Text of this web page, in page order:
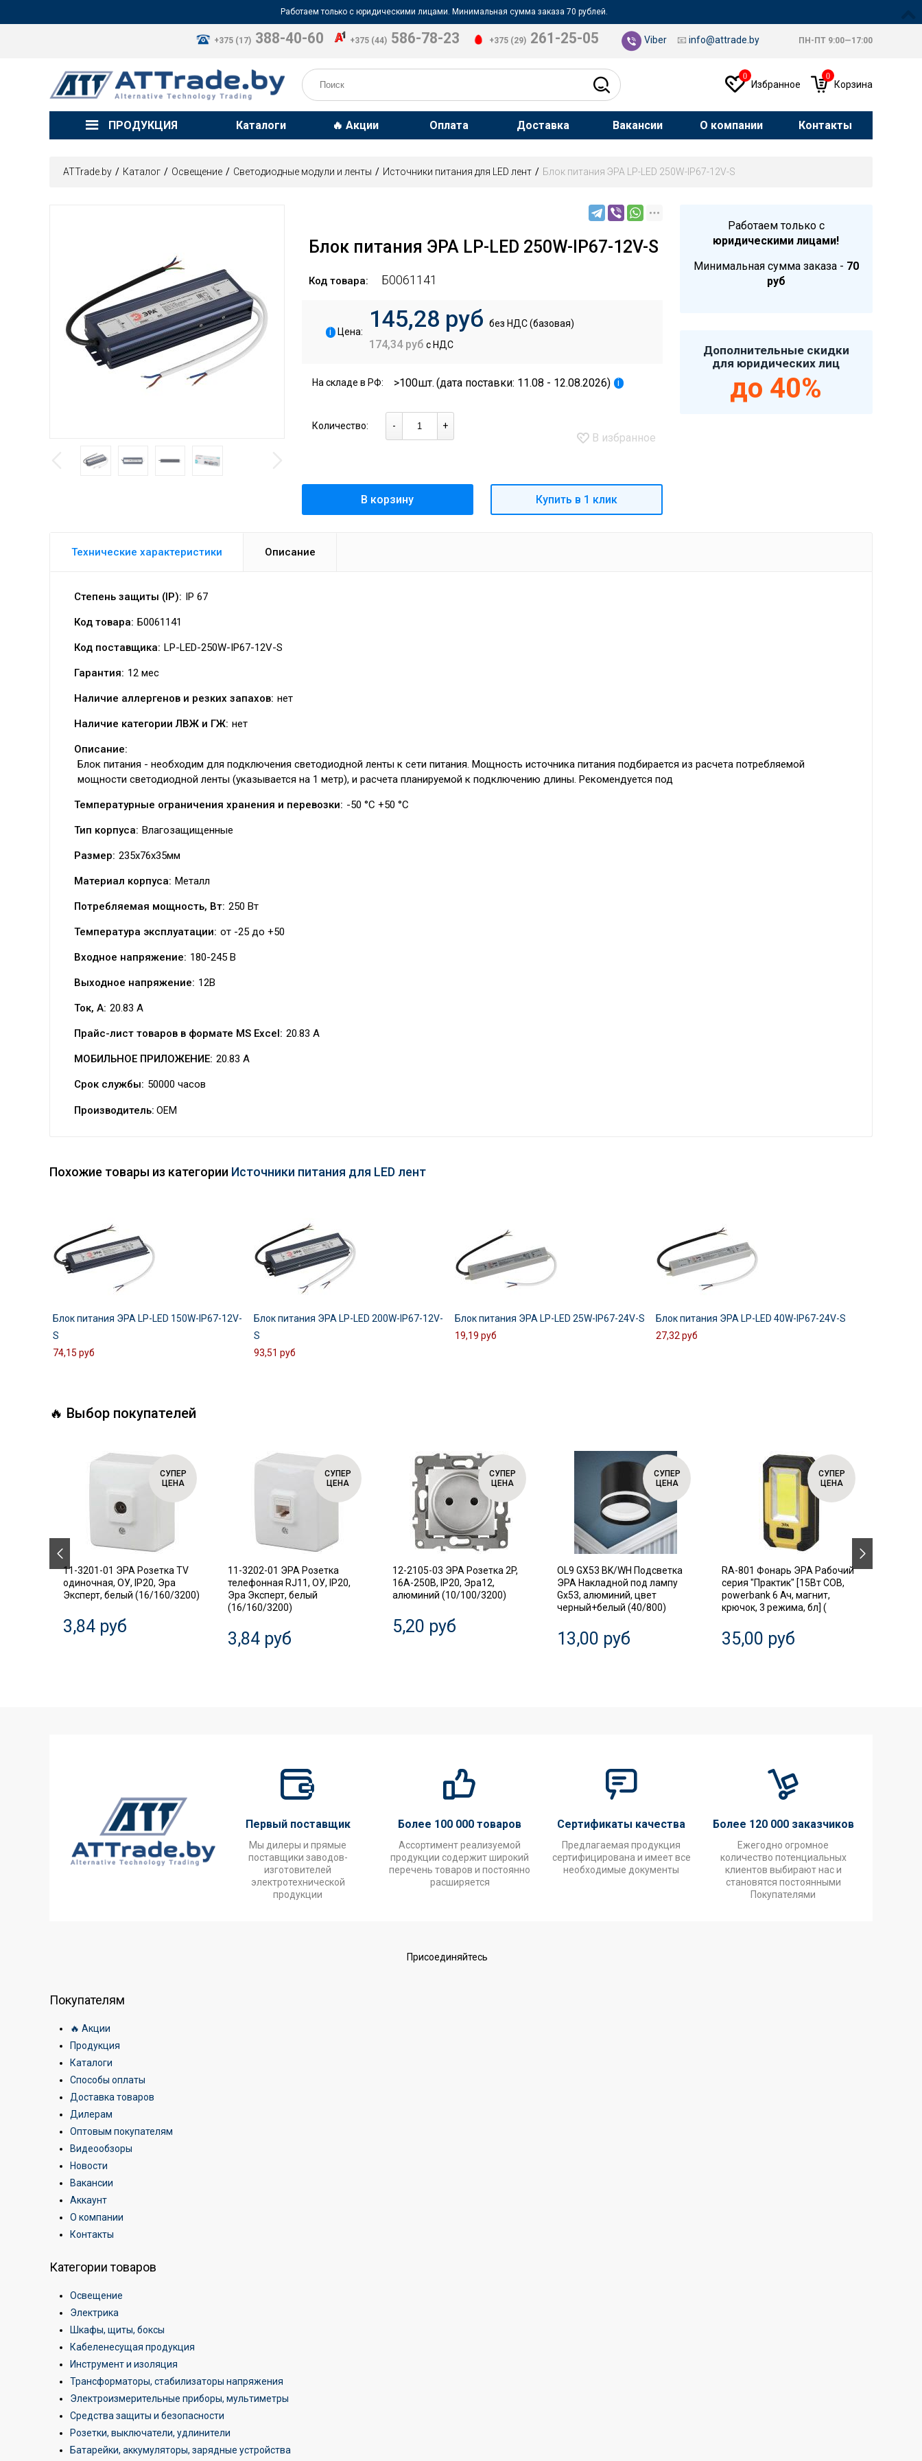
Работаем только с юридическими лицами. Минимальная сумма заказа 70 рублей.
+375 (17) 388-40-60 +375 (44) 586-78-23 +375 (29) 261-25-05 Viber 📧 info@attrade.by ПН-ПТ 9:00—17:00
0
Избранное
0
Корзина
ПРОДУКЦИЯ Каталоги 🔥 Акции Оплата Доставка Вакансии О компании Контакты
ATTrade.by Каталог Освещение Светодиодные модули и ленты Источники питания для LED лент Блок питания ЭРА LP-LED 250W-IP67-12V-S
Блок питания ЭРА LP-LED 250W-IP67-12V-S
Код товара: Б0061141
i Цена: 145,28 руб без НДС (базовая)
174,34 руб с НДС
На складе в РФ: >100шт. (дата поставки: 11.08 - 12.08.2026) i
Количество: - +
В избранное
В корзину Купить в 1 клик
Технические характеристики Описание
Степень защиты (IP): IP 67
Код товара: Б0061141
Код поставщика: LP-LED-250W-IP67-12V-S
Гарантия: 12 мес
Наличие аллергенов и резких запахов: нет
Наличие категории ЛВЖ и ГЖ: нет
Описание:
Блок питания - необходим для подключения светодиодной ленты к сети питания. Мощность источника питания подбирается из расчета потребляемой
мощности светодиодной ленты (указывается на 1 метр), и расчета планируемой к подключению длины. Рекомендуется под
Температурные ограничения хранения и перевозки: -50 °С +50 °С
Тип корпуса: Влагозащищенные
Размер: 235х76х35мм
Материал корпуса: Металл
Потребляемая мощность, Вт: 250 Вт
Температура эксплуатации: от -25 до +50
Входное напряжение: 180-245 В
Выходное напряжение: 12В
Ток, А: 20.83 A
Прайс-лист товаров в формате MS Excel: 20.83 A
МОБИЛЬНОЕ ПРИЛОЖЕНИЕ: 20.83 A
Срок службы: 50000 часов
Производитель: OEM
Работаем только с
юридическими лицами!
Минимальная сумма заказа - 70
руб
Дополнительные скидки
для юридических лиц
до 40%
Похожие товары из категории Источники питания для LED лент
Блок питания ЭРА LP-LED 150W-IP67-12V-
S
74,15 руб
Блок питания ЭРА LP-LED 200W-IP67-12V-
S
93,51 руб
Блок питания ЭРА LP-LED 25W-IP67-24V-S
19,19 руб
Блок питания ЭРА LP-LED 40W-IP67-24V-S
27,32 руб
🔥 Выбор покупателей
СУПЕР
ЦЕНА
11-3201-01 ЭРА Розетка TV
одиночная, ОУ, IP20, Эра
Эксперт, белый (16/160/3200)
3,84 руб
СУПЕР
ЦЕНА
11-3202-01 ЭРА Розетка
телефонная RJ11, ОУ, IP20,
Эра Эксперт, белый
(16/160/3200)
3,84 руб
СУПЕР
ЦЕНА
12-2105-03 ЭРА Розетка 2P,
16A-250В, IP20, Эра12,
алюминий (10/100/3200)
5,20 руб
СУПЕР
ЦЕНА
OL9 GX53 BK/WH Подсветка
ЭРА Накладной под лампу
Gx53, алюминий, цвет
черный+белый (40/800)
13,00 руб
СУПЕР
ЦЕНА
RA-801 Фонарь ЭРА Рабочий
серия "Практик" [15Вт COB,
powerbank 6 Ач, магнит,
крючок, 3 режима, бл] (
35,00 руб
Первый поставщик
Мы дилеры и прямые
поставщики заводов-
изготовителей
электротехнической
продукции
Более 100 000 товаров
Ассортимент реализуемой
продукции содержит широкий
перечень товаров и постоянно
расширяется
Сертификаты качества
Предлагаемая продукция
сертифицирована и имеет все
необходимые документы
Более 120 000 заказчиков
Ежегодно огромное
количество потенциальных
клиентов выбирают нас и
становятся постоянными
Покупателями
Присоединяйтесь
Покупателям
🔥 Акции
Продукция
Каталоги
Способы оплаты
Доставка товаров
Дилерам
Оптовым покупателям
Видеообзоры
Новости
Вакансии
Аккаунт
О компании
Контакты
Категории товаров
Освещение
Электрика
Шкафы, щиты, боксы
Кабеленесущая продукция
Инструмент и изоляция
Трансформаторы, стабилизаторы напряжения
Электроизмерительные приборы, мультиметры
Средства защиты и безопасности
Розетки, выключатели, удлинители
Батарейки, аккумуляторы, зарядные устройства